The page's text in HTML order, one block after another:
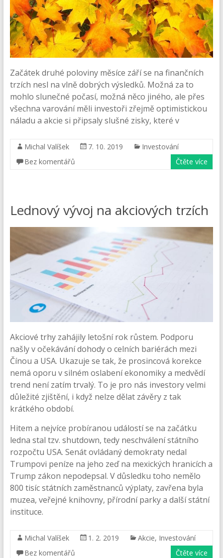
Začátek druhé poloviny měsíce září se na finančních
trzích nesl na vlně dobrých výsledků. Možná za to
mohlo slunečné počasí, možná něco jiného, ale přes
všechna varování měli investoři zřejmě optimistickou
náladu a akcie si připsaly slušné zisky, které v
Michal Valíšek 7. 10. 2019
Investování
Bez komentářů
Čtěte více
Lednový vývoj na akciových trzích
Akciové trhy zahájily letošní rok růstem. Podporu
našly v očekávání dohody o celních bariérách mezi
Čínou a USA. Ukazuje se tak, že prosincová korekce
nemá oporu v silném oslabení ekonomiky a medvědí
trend není zatím trvalý. To je pro nás investory velmi
důležité zjištění, i když nelze dělat závěry z tak
krátkého období.
Hitem a nejvíce probíranou událostí se na začátku
ledna stal tzv. shutdown, tedy neschválení státního
rozpočtu USA. Senát ovládaný demokraty nedal
Trumpovi peníze na jeho zeď na mexických hranicích a
Trump zákon nepodepsal. V důsledku toho nemělo
800 tisíc státních zaměstnanců výplaty, zavřena byla
muzea, veřejné knihovny, přírodní parky a další státní
instituce.
Michal Valíšek 1. 2. 2019 Akcie, Investování
Bez komentářů
Čtěte více